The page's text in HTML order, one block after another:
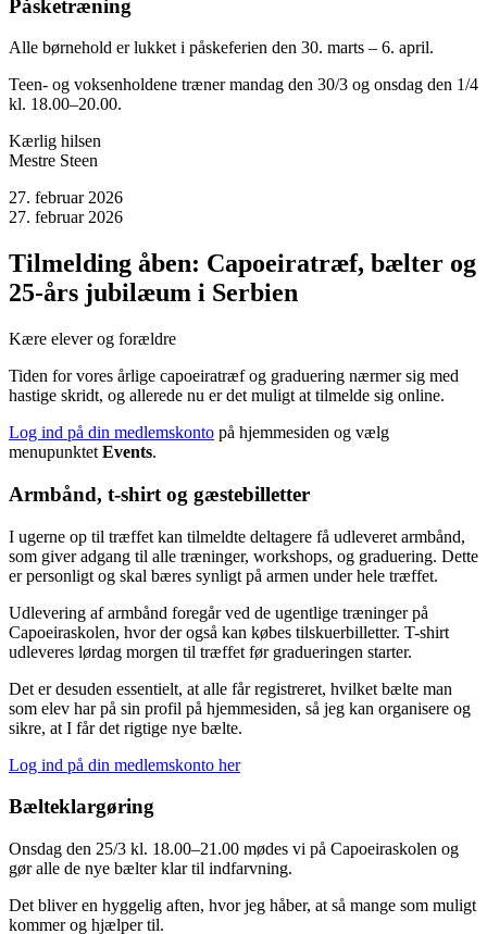
Påsketræning
Alle børnehold er lukket i påskeferien den 30. marts – 6. april.
Teen- og voksenholdene træner mandag den 30/3 og onsdag den 1/4
kl. 18.00–20.00.
Kærlig hilsen
Mestre Steen
27. februar 2026
27. februar 2026
Tilmelding åben: Capoeiratræf, bælter og
25-års jubilæum i Serbien
Kære elever og forældre
Tiden for vores årlige capoeiratræf og graduering nærmer sig med
hastige skridt, og allerede nu er det muligt at tilmelde sig online.
Log ind på din medlemskonto på hjemmesiden og vælg
menupunktet Events.
Armbånd, t-shirt og gæstebilletter
I ugerne op til træffet kan tilmeldte deltagere få udleveret armbånd,
som giver adgang til alle træninger, workshops, og graduering. Dette
er personligt og skal bæres synligt på armen under hele træffet.
Udlevering af armbånd foregår ved de ugentlige træninger på
Capoeiraskolen, hvor der også kan købes tilskuerbilletter. T-shirt
udleveres lørdag morgen til træffet før gradueringen starter.
Det er desuden essentielt, at alle får registreret, hvilket bælte man
som elev har på sin profil på hjemmesiden, så jeg kan organisere og
sikre, at I får det rigtige nye bælte.
Log ind på din medlemskonto her
Bælteklargøring
Onsdag den 25/3 kl. 18.00–21.00 mødes vi på Capoeiraskolen og
gør alle de nye bælter klar til indfarvning.
Det bliver en hyggelig aften, hvor jeg håber, at så mange som muligt
kommer og hjælper til.